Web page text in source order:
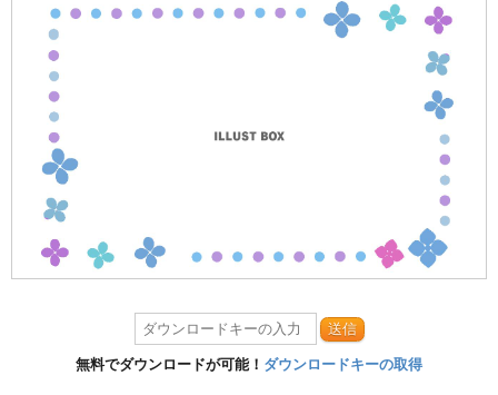
送信
無料でダウンロードが可能！ ダウンロードキーの取得